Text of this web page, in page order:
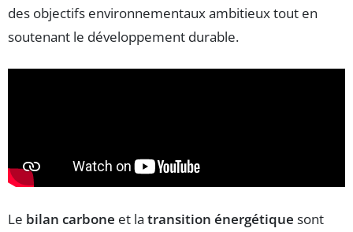
des objectifs environnementaux ambitieux tout en
soutenant le développement durable.
Le bilan carbone et la transition énergétique sont